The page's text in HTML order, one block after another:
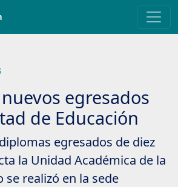
egresados
de Educación
egresados de diez
la Unidad Académica de la
se realizó en la sede